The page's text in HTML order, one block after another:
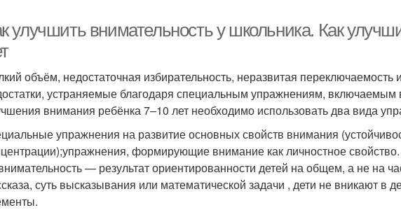
улучшить внимательность у школьника. Как
объём, недостаточная избирательность, неразвитая
устраняемые благодаря специальным упражнениям, включаемым
внимания ребёнка 7–10 лет необходимо использовать два вида
упражнения на развитие основных свойств внимания
формирующие внимание как личностное свойство.
— результат ориентированности детей на общем, а не на
суть высказывания или математической задачи , дети не вникают в